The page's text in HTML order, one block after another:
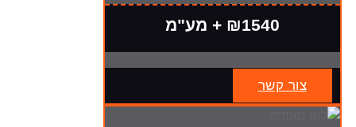
₪1540 + מע"מ
צור קשר